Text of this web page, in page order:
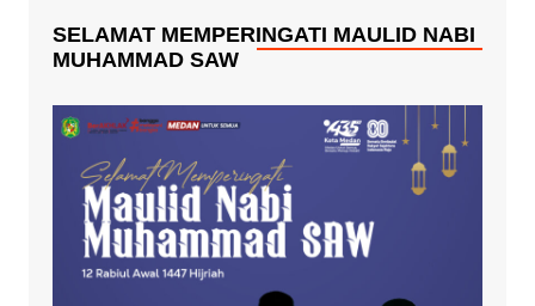
SELAMAT MEMPERINGATI MAULID NABI
MUHAMMAD SAW